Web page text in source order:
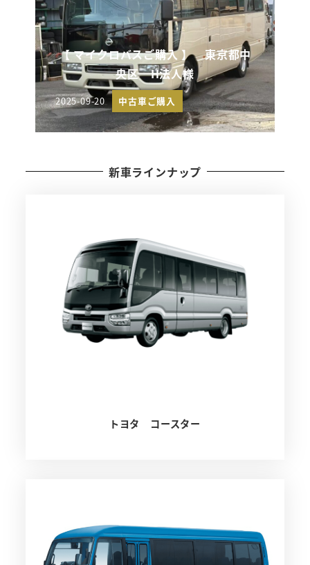
【 マイクロバスご購入 】 東京都中
央区 H法人様
投稿日
2025-09-20 中古車ご購入
新車ラインナップ
トヨタ コースター